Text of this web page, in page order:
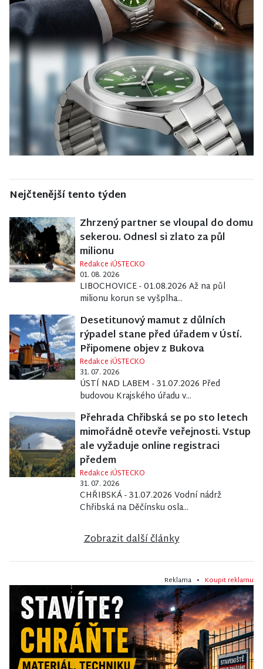
Nejčtenější tento týden
Zhrzený partner se vloupal do domu
sekerou. Odnesl si zlato za půl
milionu
Redakce iÚSTECKO
01. 08. 2026
LIBOCHOVICE - 01.08.2026 Až na půl
milionu korun se vyšplha...
Desetitunový mamut z důlních
rýpadel stane před úřadem v Ústí.
Připomene objev z Bukova
Redakce iÚSTECKO
31. 07. 2026
ÚSTÍ NAD LABEM - 31.07.2026 Před
budovou Krajského úřadu v...
Přehrada Chřibská se po sto letech
mimořádně otevře veřejnosti. Vstup
ale vyžaduje online registraci
předem
Redakce iÚSTECKO
31. 07. 2026
CHŘIBSKÁ - 31.07.2026 Vodní nádrž
Chřibská na Děčínsku osla...
Zobrazit další články
Reklama • Koupit reklamu